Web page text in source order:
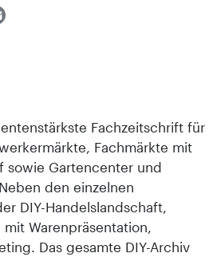
Fachzeitschrift für
Fachmärkte mit
sowie Gartencenter und
den einzelnen
DIY-Handelslandschaft,
Warenpräsentation,
Das gesamte DIY-Archiv